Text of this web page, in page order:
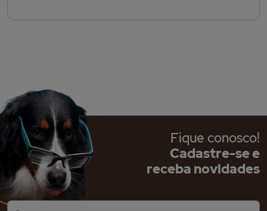
Fique conosco!
Cadastre-se e
receba novidades